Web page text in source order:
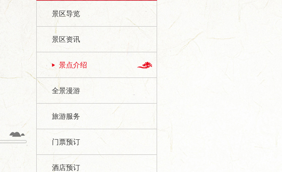
景区导览
景区资讯
景点介绍
全景漫游
旅游服务
门票预订
酒店预订